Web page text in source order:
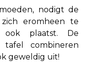
nodigt de
eromheen te
ook plaatst. De
combineren
geweldig uit!